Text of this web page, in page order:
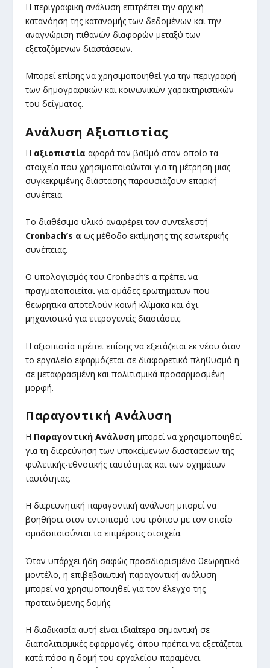
Η περιγραφική ανάλυση επιτρέπει την αρχική
κατανόηση της κατανομής των δεδομένων και την
αναγνώριση πιθανών διαφορών μεταξύ των
εξεταζόμενων διαστάσεων.
Μπορεί επίσης να χρησιμοποιηθεί για την περιγραφή
των δημογραφικών και κοινωνικών χαρακτηριστικών
του δείγματος.
Ανάλυση Αξιοπιστίας
Η αξιοπιστία αφορά τον βαθμό στον οποίο τα
στοιχεία που χρησιμοποιούνται για τη μέτρηση μιας
συγκεκριμένης διάστασης παρουσιάζουν επαρκή
συνέπεια.
Το διαθέσιμο υλικό αναφέρει τον συντελεστή
Cronbach’s α ως μέθοδο εκτίμησης της εσωτερικής
συνέπειας.
Ο υπολογισμός του Cronbach’s α πρέπει να
πραγματοποιείται για ομάδες ερωτημάτων που
θεωρητικά αποτελούν κοινή κλίμακα και όχι
μηχανιστικά για ετερογενείς διαστάσεις.
Η αξιοπιστία πρέπει επίσης να εξετάζεται εκ νέου όταν
το εργαλείο εφαρμόζεται σε διαφορετικό πληθυσμό ή
σε μεταφρασμένη και πολιτισμικά προσαρμοσμένη
μορφή.
Παραγοντική Ανάλυση
Η Παραγοντική Ανάλυση μπορεί να χρησιμοποιηθεί
για τη διερεύνηση των υποκείμενων διαστάσεων της
φυλετικής-εθνοτικής ταυτότητας και των σχημάτων
ταυτότητας.
Η διερευνητική παραγοντική ανάλυση μπορεί να
βοηθήσει στον εντοπισμό του τρόπου με τον οποίο
ομαδοποιούνται τα επιμέρους στοιχεία.
Όταν υπάρχει ήδη σαφώς προσδιορισμένο θεωρητικό
μοντέλο, η επιβεβαιωτική παραγοντική ανάλυση
μπορεί να χρησιμοποιηθεί για τον έλεγχο της
προτεινόμενης δομής.
Η διαδικασία αυτή είναι ιδιαίτερα σημαντική σε
διαπολιτισμικές εφαρμογές, όπου πρέπει να εξετάζεται
κατά πόσο η δομή του εργαλείου παραμένει